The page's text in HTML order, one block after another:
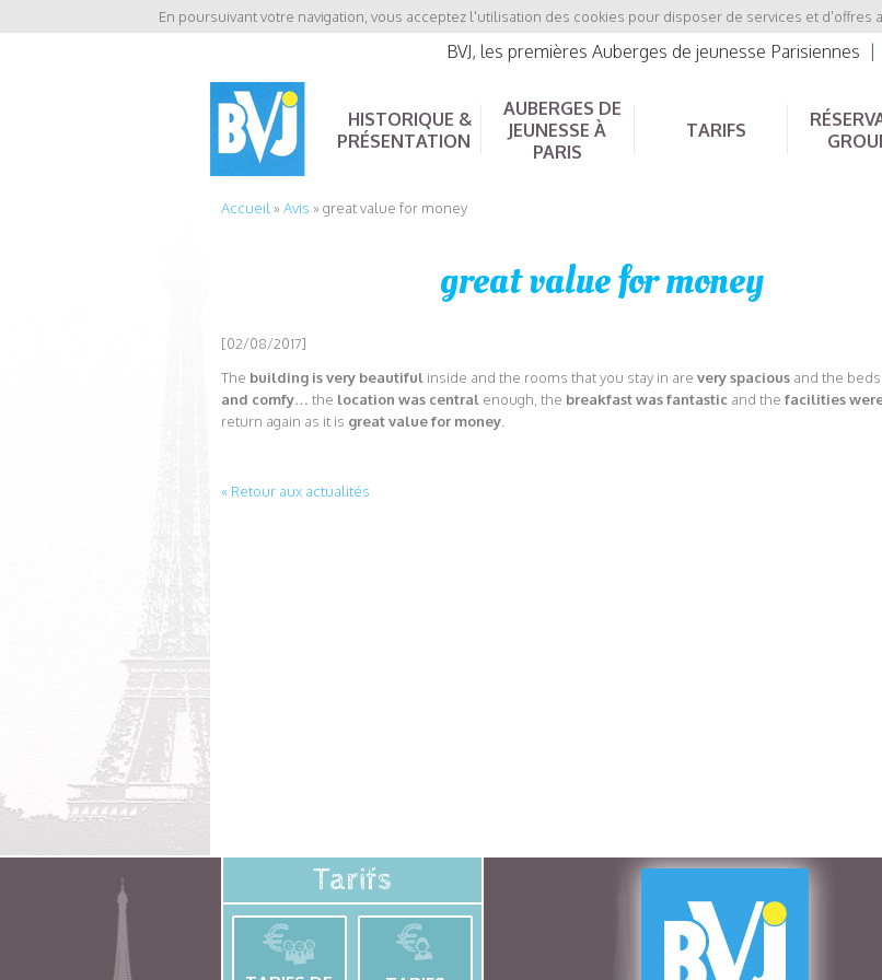
En poursuivant votre navigation, vous acceptez l'utilisation des cookies pour disposer de services et d'offres
BVJ, les premières Auberges de jeunesse Parisiennes
HISTORIQUE &
PRÉSENTATION
AUBERGES DE
JEUNESSE À
PARIS
TARIFS
Accueil »Avis »great value for money
great value for money
[02/08/2017]
The building is very beautiful inside and the rooms that you stay in are very spacious and the
and comfy… the location was central enough, the breakfast was fantastic and the facilities
return again as it is great value for money.
« Retour aux actualités
Tarifs